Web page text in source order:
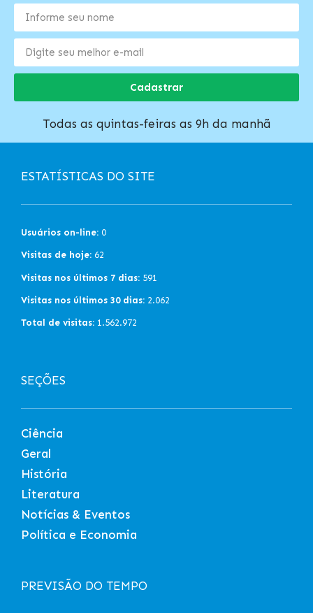
Cadastrar
Todas as quintas-feiras as 9h da manhã
ESTATÍSTICAS DO SITE
Usuários on-line: 0
Visitas de hoje: 62
Visitas nos últimos 7 dias: 591
Visitas nos últimos 30 dias: 2.062
Total de visitas: 1.562.972
SEÇÕES
Ciência
Geral
História
Literatura
Notícias & Eventos
Política e Economia
PREVISÃO DO TEMPO